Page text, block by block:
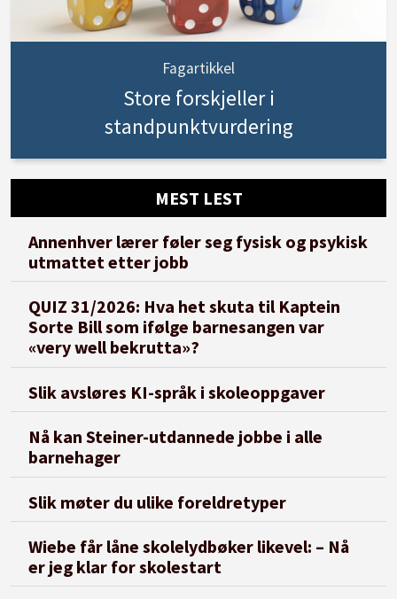
Fagartikkel
Store forskjeller i
standpunktvurdering
MEST LEST
Annenhver lærer føler seg fysisk og psykisk
utmattet etter jobb
QUIZ 31/2026: Hva het skuta til Kaptein
Sorte Bill som ifølge barnesangen var
«very well bekrutta»?
Slik avsløres KI-språk i skoleoppgaver
Nå kan Steiner-utdannede jobbe i alle
barnehager
Slik møter du ulike foreldretyper
Wiebe får låne skolelydbøker likevel: – Nå
er jeg klar for skolestart